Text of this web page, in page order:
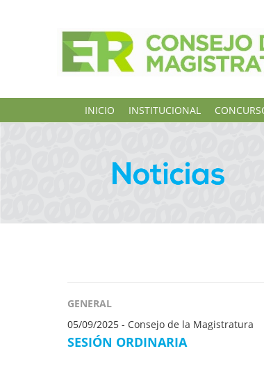
INICIO INSTITUCIONAL
GENERAL
05/09/2025 - Consejo de la Magistratura
SESIÓN ORDINARIA